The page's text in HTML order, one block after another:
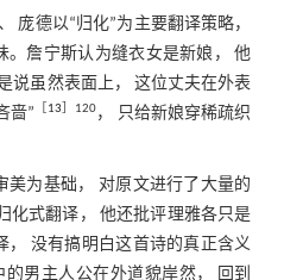
庞德以“归化”为主要翻译策略，
。詹宁斯认为缝衣女是新娘， 他
说虽然表面上， 这位丈夫在外表
啬”
13 ］120， 只给新娘穿稀疏织
美为基础， 对原文进行了大量的
化式翻译， 他还批评理雅各只是
， 没有搞明白这首诗的真正含义
男主人公在外道貌岸然， 回到